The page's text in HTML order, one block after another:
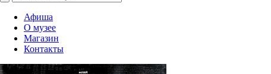
Афиша
О музее
Магазин
Контакты